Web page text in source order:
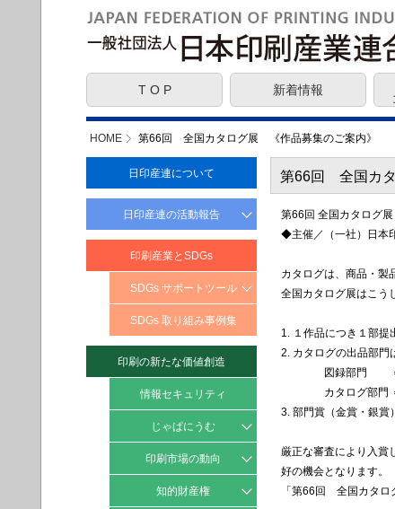
T O P 新着情報
HOME 第66回 全国カタログ展 《作品募集のご案内》
日印産連について
日印産連の活動報告
JFPI 社会責任報告書
印刷産業とSDGs
SDGs サポートツール
SDGs とは？
SDGs に取り組む
メリット・効果
SDGs ターゲット
マッピングリスト
SDGs 取り組み事例集
印刷の新たな価値創造
情報セキュリティ
じゃぱにうむ
じゃぱにうむ事例集
じゃぱにうむイベント情報
印刷市場の動向
月次動向知的財産権
第66回 全国カ
第66回 全国カタログ
◆主催／（一社）日本
カタログは、商品・製
全国カタログ展はこう
1. １作品につき１部提
2. カタログの出品部門
図録部門 ＝
カタログ部門 ＝ 一
3. 部門賞（金賞・銀賞
厳正な審査により入賞
好の機会となります。
「第66回 全国カタロ